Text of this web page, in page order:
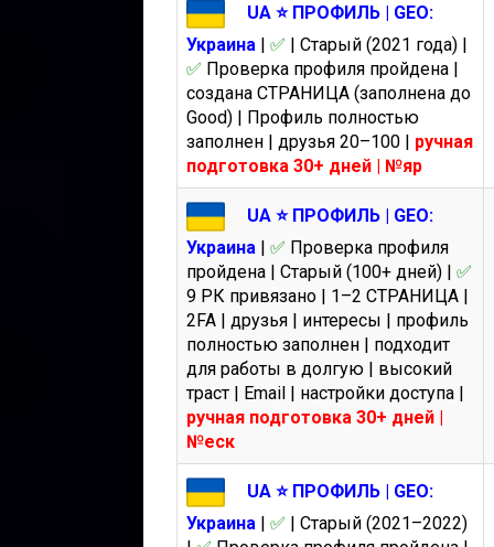
UA ⭐️ ПРОФИЛЬ | GEO:
Украина | ✅ | Старый (2021 года) |
✅ Проверка профиля пройдена |
создана СТРАНИЦА (заполнена до
Good) | Профиль полностью
заполнен | друзья 20–100 | ручная
подготовка 30+ дней | №яр
UA ⭐️ ПРОФИЛЬ | GEO:
Украина | ✅ Проверка профиля
пройдена | Старый (100+ дней) | ✅
9 РК привязано | 1–2 СТРАНИЦА |
2FA | друзья | интересы | профиль
полностью заполнен | подходит
для работы в долгую | высокий
траст | Email | настройки доступа |
ручная подготовка 30+ дней |
№еск
UA ⭐️ ПРОФИЛЬ | GEO:
Украина | ✅ | Старый (2021–2022)